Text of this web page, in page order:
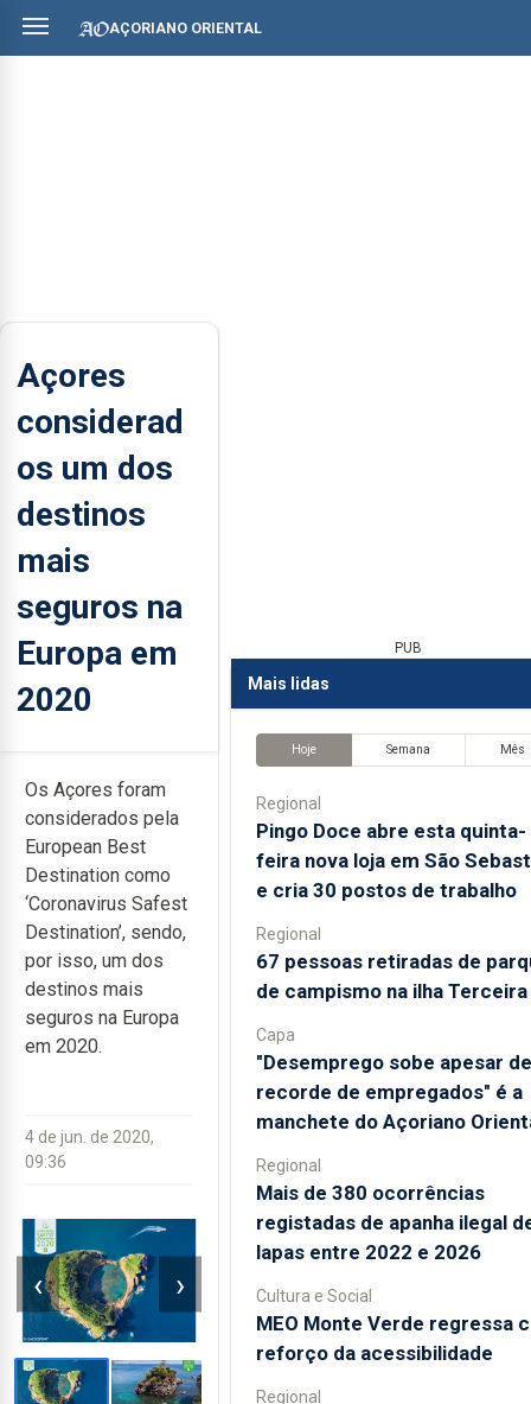
AÇORIANO ORIENTAL
Açores
considerad
os um dos
destinos
mais
seguros na
Europa em
2020
Os Açores foram
considerados pela
European Best
Destination como
‘Coronavirus Safest
Destination’, sendo,
por isso, um dos
destinos mais
seguros na Europa
em 2020.
4 de jun. de 2020,
09:36
‹ ›
PUB
Mais lidas
Hoje Semana Mês
Regional
Pingo Doce abre esta quinta-
feira nova loja em São
e cria 30 postos de trabalho
Regional
67 pessoas retiradas de
de campismo na ilha Terceira
Capa
"Desemprego sobe apesar de
recorde de empregados" é a
manchete do Açoriano
Regional
Mais de 380 ocorrências
registadas de apanha ilegal
lapas entre 2022 e 2026
Cultura e Social
MEO Monte Verde regressa
reforço da acessibilidade
Regional